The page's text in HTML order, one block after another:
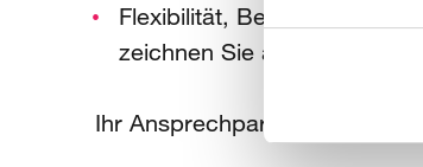
Flexibilität, Belastbarkeit
zeichnen Sie aus
Ihr Ansprechpartner für diese